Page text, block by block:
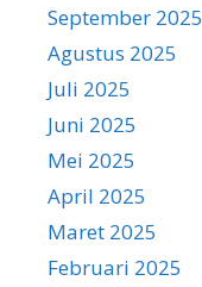
September 2025
Agustus 2025
Juli 2025
Juni 2025
Mei 2025
April 2025
Maret 2025
Februari 2025